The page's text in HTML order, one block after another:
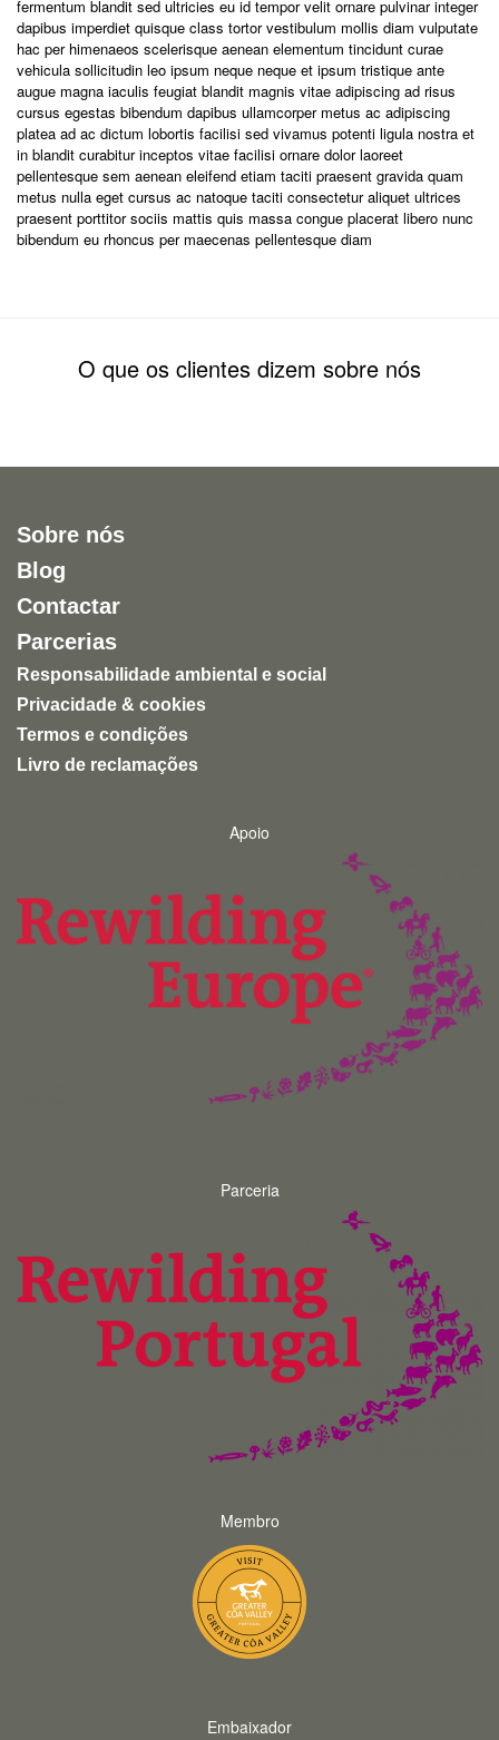
fermentum blandit sed ultricies eu id tempor velit ornare pulvinar integer
dapibus imperdiet quisque class tortor vestibulum mollis diam vulputate
hac per himenaeos scelerisque aenean elementum tincidunt curae
vehicula sollicitudin leo ipsum neque neque et ipsum tristique ante
augue magna iaculis feugiat blandit magnis vitae adipiscing ad risus
cursus egestas bibendum dapibus ullamcorper metus ac adipiscing
platea ad ac dictum lobortis facilisi sed vivamus potenti ligula nostra et
in blandit curabitur inceptos vitae facilisi ornare dolor laoreet
pellentesque sem aenean eleifend etiam taciti praesent gravida quam
metus nulla eget cursus ac natoque taciti consectetur aliquet ultrices
praesent porttitor sociis mattis quis massa congue placerat libero nunc
bibendum eu rhoncus per maecenas pellentesque diam
O que os clientes dizem sobre nós
Sobre nós
Blog
Contactar
Parcerias
Responsabilidade ambiental e social
Privacidade & cookies
Termos e condições
Livro de reclamações
Apoio
Parceria
Membro
Embaixador